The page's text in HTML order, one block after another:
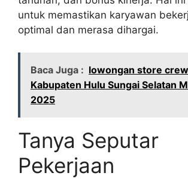
untuk memastikan karyawan
optimal dan merasa dihargai.
Baca Juga : lowongan store
Kabupaten Hulu Sungai Selatan
2025
Tanya Seputar
Pekerjaan